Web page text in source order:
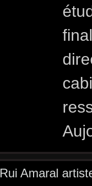
Rui Amaral